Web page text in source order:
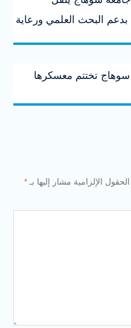
البحث العلمي ورعاية
تختتم معسكرها
الحقول الإلزامية مشار إليها بـ *